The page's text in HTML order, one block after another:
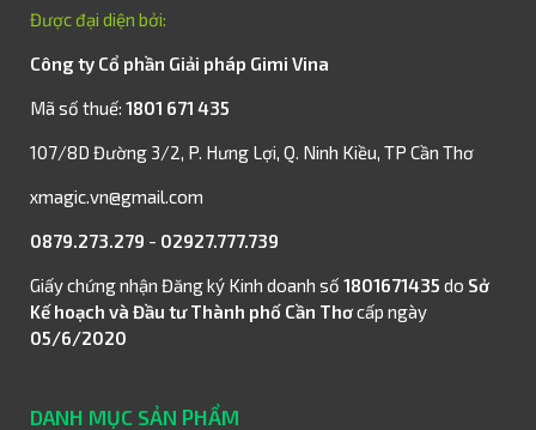
Được đại diện bởi:
Công ty Cổ phần Giải pháp Gimi Vina
Mã số thuế: 1801 671 435
107/8D Đường 3/2, P. Hưng Lợi, Q. Ninh Kiều, TP Cần Thơ
xmagic.vn@gmail.com
0879.273.279 - 02927.777.739
Giấy chứng nhận Đăng ký Kinh doanh số 1801671435 do Sở
Kế hoạch và Đầu tư Thành phố Cần Thơcấp ngày
05/6/2020
DANH MỤC SẢN PHẨM